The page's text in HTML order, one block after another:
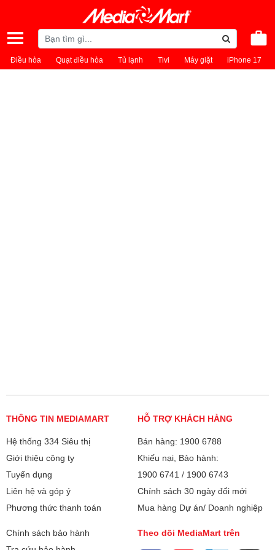
Điều hòa Quạt điều hòa Tủ lạnh Tivi Máy giặt iPhone 17
THÔNG TIN MEDIAMART
Hệ thống 334 Siêu thị
Giới thiệu công ty
Tuyển dụng
Liên hệ và góp ý
Phương thức thanh toán
HỖ TRỢ KHÁCH HÀNG
Bán hàng: 1900 6788
Khiếu nại, Bảo hành:
1900 6741 / 1900 6743
Chính sách 30 ngày đổi mới
Mua hàng Dự án/ Doanh nghiệp
Chính sách bảo hành
Theo dõi MediaMart trên